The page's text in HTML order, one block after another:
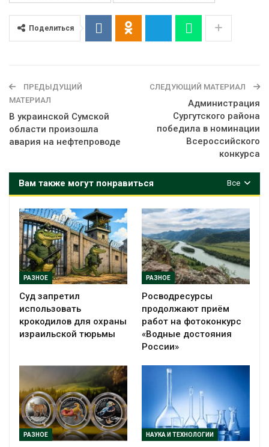
Поделиться
ПРЕДЫДУЩИЙ
МАТЕРИАЛ
В украинской Сумской
области произошла
авария на нефтепроводе
СЛЕДУЮЩИЙ МАТЕРИАЛ
Администрация
Сургутского района
победила в номинации
Всероссийского
конкурса
Все
Вам также могут понравиться
РАЗНОЕ
Суд запретил
использовать
крокодилов для охраны
израильской тюрьмы
РАЗНОЕ
Росводресурсы
продолжают приём
работ на фотоконкурс
«Водные достояния
России»
РАЗНОЕ НАУКА И ТЕХНОЛОГИИ